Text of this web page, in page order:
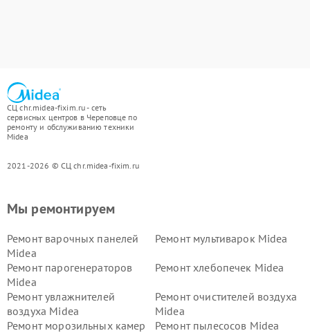
СЦ chr.midea-fixim.ru - сеть
сервисных центров в Череповце по
ремонту и обслуживанию техники
Midea
2021-2026 © СЦ chr.midea-fixim.ru
Мы ремонтируем
Ремонт варочных панелей
Midea
Ремонт мультиварок Midea
Ремонт парогенераторов
Midea
Ремонт хлебопечек Midea
Ремонт увлажнителей
воздуха Midea
Ремонт очистителей воздуха
Midea
Ремонт морозильных камер
Ремонт пылесосов Midea